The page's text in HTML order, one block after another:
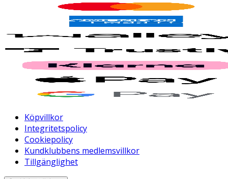
Köpvillkor
Integritetspolicy
Cookiepolicy
Kundklubbens medlemsvillkor
Tillgänglighet